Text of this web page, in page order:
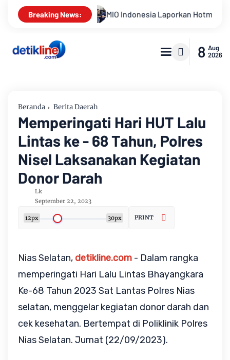
Breaking News:
Indonesia Laporkan Hotman Paris ke Polda Metro Jaya
8 Aug
2026
Beranda Berita Daerah
Memperingati Hari HUT Lalu
Lintas ke - 68 Tahun, Polres
Nisel Laksanakan Kegiatan
Donor Darah
Lk
September 22, 2023
12px 30px PRINT
Nias Selatan, detikline.com - Dalam rangka
memperingati Hari Lalu Lintas Bhayangkara
Ke-68 Tahun 2023 Sat Lantas Polres Nias
selatan, menggelar kegiatan donor darah dan
cek kesehatan. Bertempat di Poliklinik Polres
Nias Selatan. Jumat (22/09/2023).